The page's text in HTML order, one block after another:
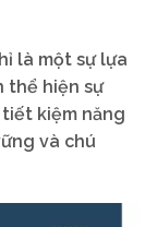
là một sự lựa
thể hiện sự
kiệm năng
và chú